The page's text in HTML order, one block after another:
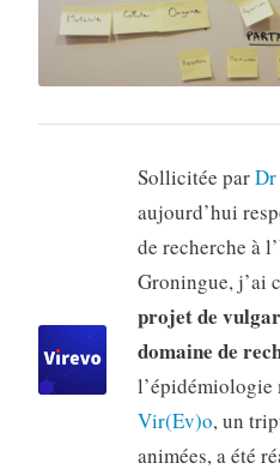
Sollicitée parDr
aujourd’hui
de recherche à
Groningue, j’ai
projet de
domaine de
l’épidémiologie
Vir(Ev)o, un
animées, a été